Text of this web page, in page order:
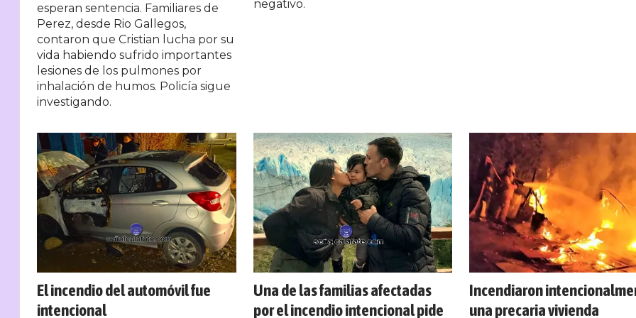
esperan sentencia. Familiares de
Perez, desde Rio Gallegos,
contaron que Cristian lucha por su
vida habiendo sufrido importantes
lesiones de los pulmones por
inhalación de humos. Policía sigue
investigando.
negativo.
El incendio del automóvil fue
intencional
Una de las familias afectadas
por el incendio intencional pide
Incendiaron
una precaria vivienda